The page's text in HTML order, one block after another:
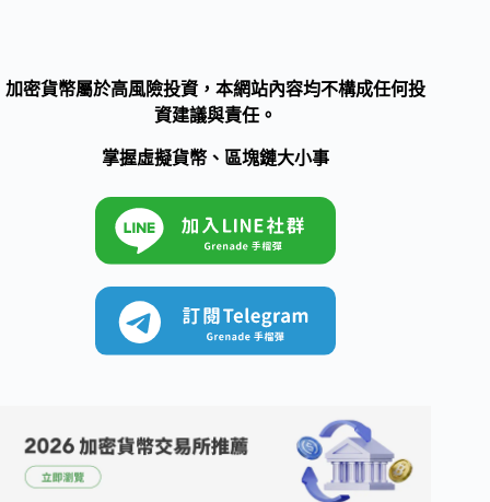
加密貨幣屬於高風險投資，本網站內容均不構成任何投
資建議與責任。
掌握虛擬貨幣、區塊鏈大小事